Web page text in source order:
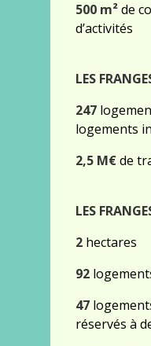
500 m²de
d’activités
LES
247
logements
2,5 M€de
LES
2 hectares
92
47
réservés à